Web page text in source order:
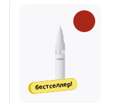
бестселлер!